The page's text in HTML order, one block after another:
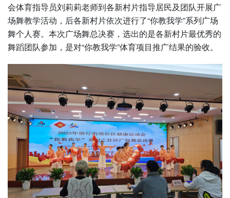
会体育指导员刘莉莉老师到各新村片指导居民及团队开展广
场舞教学活动，后各新村片依次进行了“你教我学”系列广场
舞个人赛。本次广场舞总决赛，选出的是各新村片最优秀的
舞蹈团队参加，是对“你教我学”体育项目推广结果的验收。